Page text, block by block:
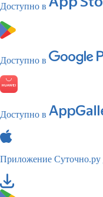
Доступно в
Доступно в
Доступно в
Приложение Суточно.ру